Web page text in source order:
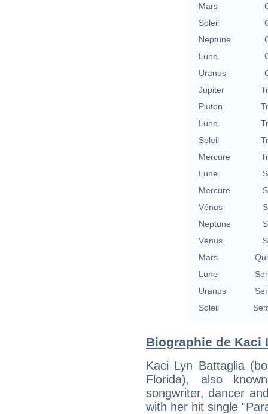
Mars
Soleil
Neptune
Lune
Uranus
Jupiter
Pluton
Lune
Soleil
Mercure
Lune
Mercure
Vénus
Neptune
Vénus
Mars
Lune
Uranus
Soleil
Biographie de Kaci
Kaci Lyn Battaglia
Florida), also
songwriter, dancer
with her hit single